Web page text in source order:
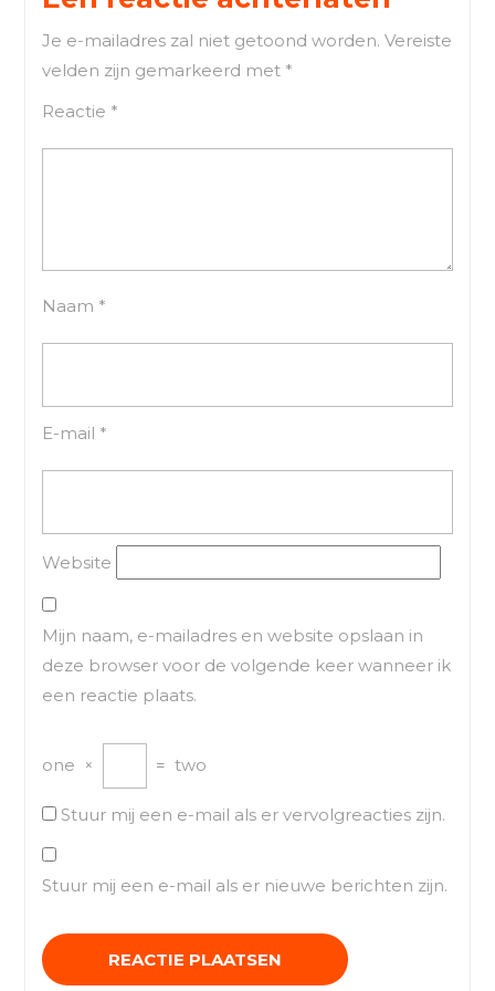
Je e-mailadres zal niet getoond worden. Vereiste
velden zijn gemarkeerd met *
Reactie *
Naam *
E-mail *
Website
Mijn naam, e-mailadres en website opslaan in
deze browser voor de volgende keer wanneer ik
een reactie plaats.
one × = two
Stuur mij een e-mail als er vervolgreacties zijn.
Stuur mij een e-mail als er nieuwe berichten zijn.